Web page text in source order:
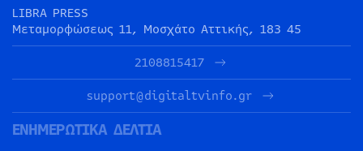
LIBRA PRESS
Μεταμορφώσεως 11, Μοσχάτο Αττικής, 183 45
2108815417
support@digitaltvinfo.gr
ΕΝΗΜΕΡΩΤΙΚΑ ΔΕΛΤΙΑ